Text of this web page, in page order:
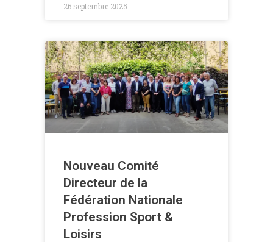
26 septembre 2025
Nouveau Comité
Directeur de la
Fédération Nationale
Profession Sport &
Loisirs